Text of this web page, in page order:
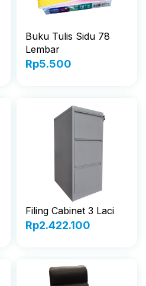
Buku Tulis Sidu 78
Lembar
Rp5.500
Filing Cabinet 3 Laci
Rp2.422.100